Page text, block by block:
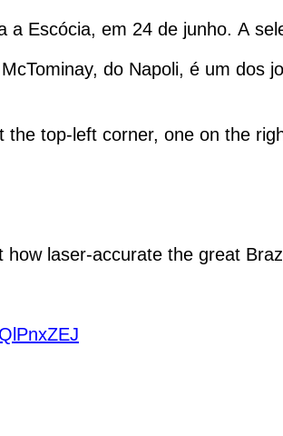
Escócia, em 24 de junho. A
do Napoli, é um dos
the top-left corner, one on the
laser-accurate the great